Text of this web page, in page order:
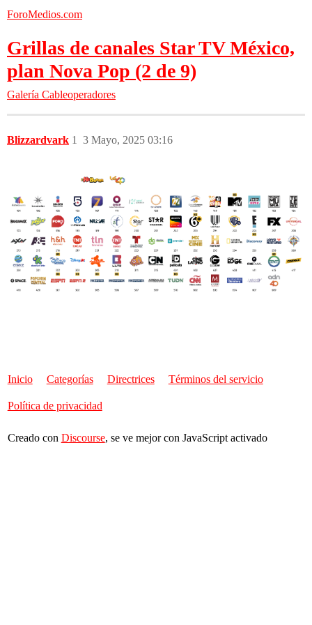
ForoMedios.com
Grillas de canales Star TV México,
plan Nova Pop (2 de 9)
Galería Cableoperadores
Blizzardvark 3 Mayo, 2025 03:16
1
Inicio Categorías Directrices Términos del servicio
Política de privacidad
Creado con Discourse, se ve mejor con JavaScript activado